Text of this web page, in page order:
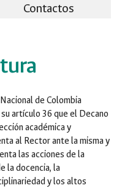
Contactos
de Colombia
artículo 36 que el Decano
académica y
al Rector ante la misma y
las acciones de la
la docencia, la
y los altos